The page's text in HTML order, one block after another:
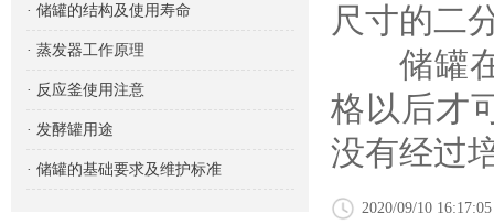
· 储罐的结构及使用寿命
· 蒸发器工作原理
· 反应釜使用注意
· 发酵罐用途
· 储罐的基础要求及维护标准
尺寸的二
储罐在
格以后才
没有经过
2020/09/10 16:17:05